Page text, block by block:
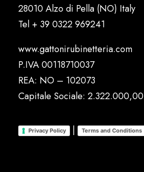
28010 Alzo di Pella (NO) Italy
Tel + 39 0322 969241
www.gattonirubinetteria.com
P.IVA 00118710037
REA: NO – 102073
Capitale Sociale: 2.322.000,00
Privacy Policy | Terms and Conditions